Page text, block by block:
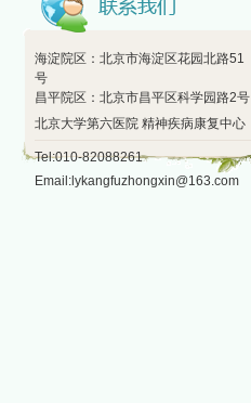
海淀院区：北京市海淀区花园北路51
号
昌平院区：北京市昌平区科学园路2号
北京大学第六医院 精神疾病康复中心
Tel:010-82088261
Email:lykangfuzhongxin@163.com